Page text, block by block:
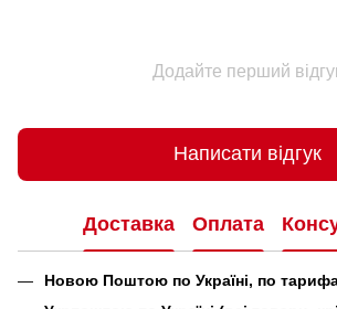
Додайте перший
Написати відгук
Доставка Оплата
Новою Поштою по Україні, по